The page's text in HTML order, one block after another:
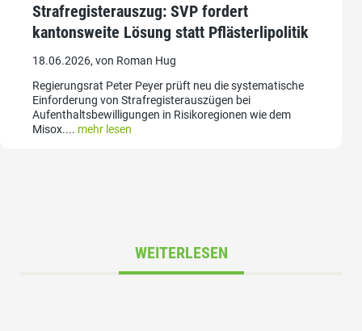
Strafregisterauszug: SVP fordert
kantonsweite Lösung statt Pflästerlipolitik
18.06.2026, von Roman Hug
Regierungsrat Peter Peyer prüft neu die systematische
Einforderung von Strafregisterauszügen bei
Aufenthaltsbewilligungen in Risikoregionen wie dem
Misox.... mehr lesen
WEITERLESEN